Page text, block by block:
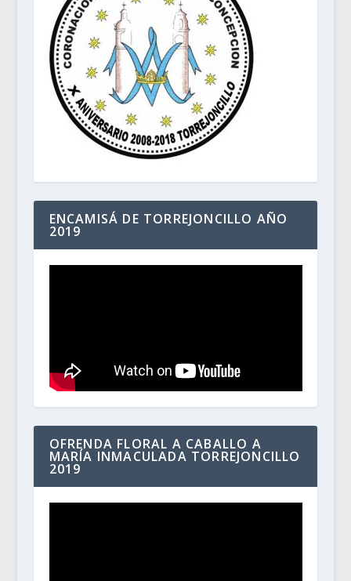
ENCAMISÁ DE TORREJONCILLO AÑO
2019
OFRENDA FLORAL A CABALLO A
MARÍA INMACULADA TORREJONCILLO
2019